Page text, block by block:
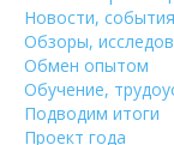
Новости, события
Обзоры,
Обмен опытом
Обучение,
Подводим итоги
Проект года